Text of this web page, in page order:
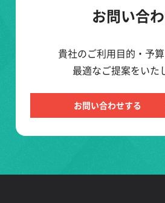
お問い合
貴社のご利用目的・予
最適なご提案をいた
お問い合わせする